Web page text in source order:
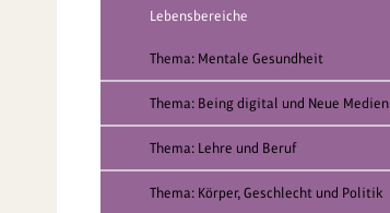
Lebensbereiche
Thema: Mentale Gesundheit
Thema: Being digital und Neue Medien
Thema: Lehre und Beruf
Thema: Körper, Geschlecht und Politik